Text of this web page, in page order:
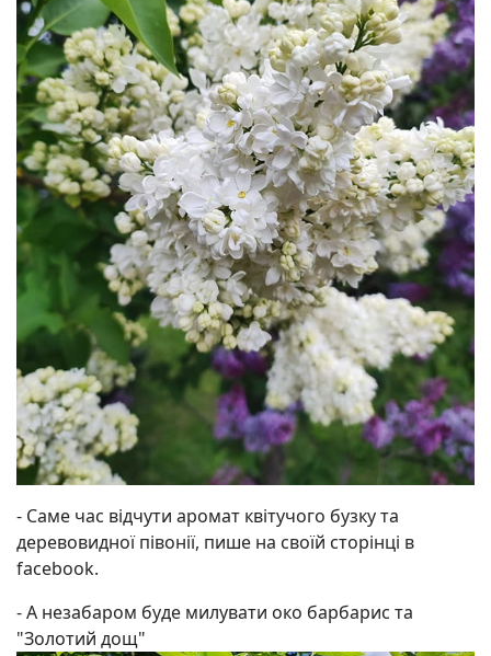
- Саме час відчути аромат квітучого бузку та
деревовидної півонії, пише на своїй сторінці в
facebook.
- А незабаром буде милувати око барбарис та
"Золотий дощ"